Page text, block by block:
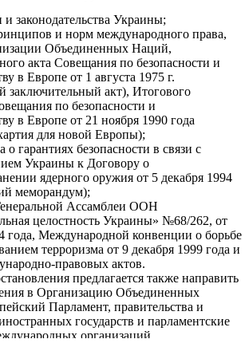
законодательства Украины;
и норм международного права,
Объединенных Наций,
акта Совещания по безопасности и
в Европе от 1 августа 1975 г.
заключительный акт), Итогового
по безопасности и
в Европе от 21 ноября 1990 года
для новой Европы);
гарантиях безопасности в связи с
Украины к Договору о
ядерного оружия от 5 декабря 1994
меморандум);
Ассамблеи ООН
целостность Украины» №68/262, от
года, Международной конвенции о борьбе
терроризма от 9 декабря 1999 года и
правовых актов.
предлагается также направить
в Организацию Объединенных
Парламент, правительства и
государств и парламентские
организаций.